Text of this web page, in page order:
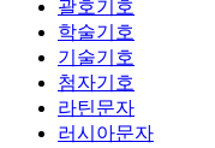
괄호기호
학술기호
기술기호
첨자기호
라틴문자
러시아문자